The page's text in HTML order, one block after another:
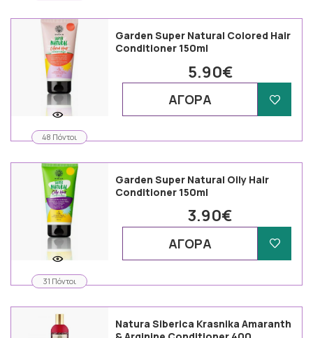
48 Πόντοι
Garden Super Natural Colored Hair
Conditioner 150ml
5.90€
ΑΓΟΡΑ
31 Πόντοι
Garden Super Natural Oily Hair
Conditioner 150ml
3.90€
ΑΓΟΡΑ
Natura Siberica Krasnika Αmaranth